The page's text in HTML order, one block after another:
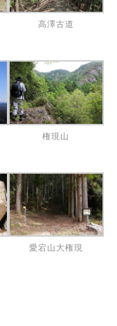
高澤古道
権現山
愛宕山大権現